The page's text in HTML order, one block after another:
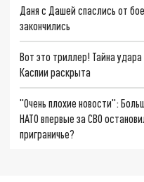
Даня с Дашей спаслись от
закончились
Вот это триллер! Тайна
Каспии раскрыта
"Очень плохие новости":
НАТО впервые за СВО
приграничье?